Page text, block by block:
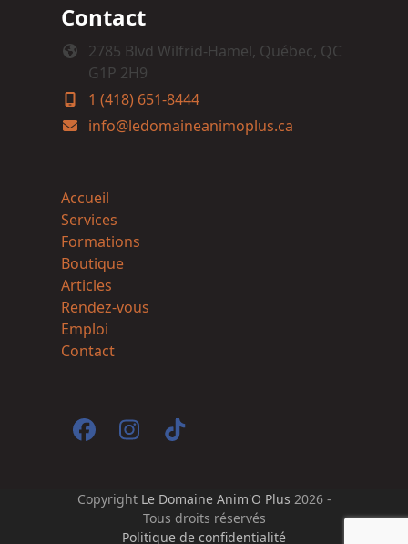
Contact
2785 Blvd Wilfrid-Hamel, Québec, QC
G1P 2H9
1 (418) 651-8444
info@ledomaineanimoplus.ca
Accueil
Services
Formations
Boutique
Articles
Rendez-vous
Emploi
Contact
Facebook
Instagram
Tiktok
Copyright Le Domaine Anim'O Plus 2026 -
Tous droits réservés
Politique de confidentialité